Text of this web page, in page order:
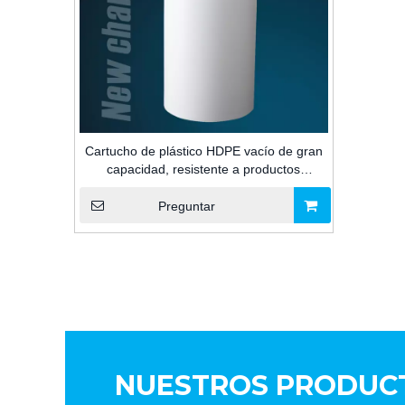
Cartucho de plástico HDPE vacío de gran
capacidad, resistente a productos
químicos, 2600ml, para calafateo sellador
de silicona para construcción
Preguntar
NUESTROS